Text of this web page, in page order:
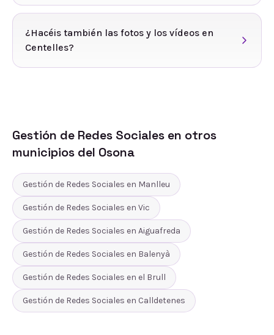
¿Hacéis también las fotos y los vídeos en
Centelles?
Gestión de Redes Sociales en otros
municipios del Osona
Gestión de Redes Sociales en Manlleu
Gestión de Redes Sociales en Vic
Gestión de Redes Sociales en Aiguafreda
Gestión de Redes Sociales en Balenyà
Gestión de Redes Sociales en el Brull
Gestión de Redes Sociales en Calldetenes